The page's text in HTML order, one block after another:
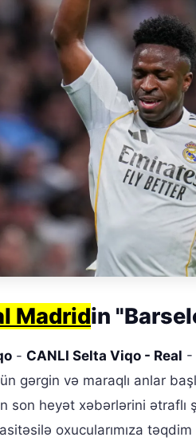
Madridin
- CANLI Selta Viqo - Real -
gərgin və maraqlı anlar
son heyət xəbərlərini
oxucularımıza